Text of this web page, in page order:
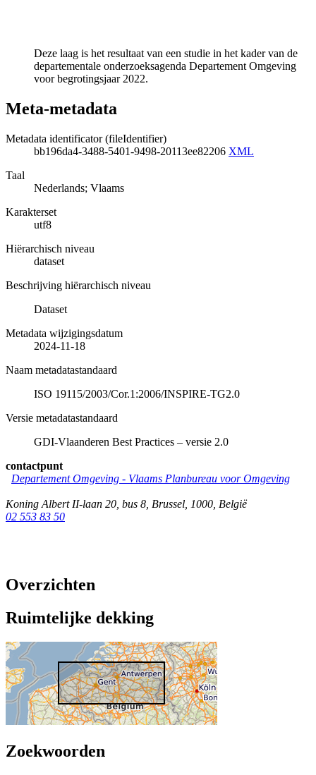
Deze laag is het resultaat van een studie in het kader van de
departementale onderzoeksagenda Departement Omgeving
voor begrotingsjaar 2022.
Meta-metadata
Metadata identificator (fileIdentifier)
bb196da4-3488-5401-9498-20113ee82206 XML
Taal
Nederlands; Vlaams
Karakterset
utf8
Hiërarchisch niveau
dataset
Beschrijving hiërarchisch niveau
Dataset
Metadata wijzigingsdatum
2024-11-18
Naam metadatastandaard
ISO 19115/2003/Cor.1:2006/INSPIRE-TG2.0
Versie metadatastandaard
GDI-Vlaanderen Best Practices – versie 2.0
contactpunt
Departement Omgeving - Vlaams Planbureau voor Omgeving
Koning Albert II-laan 20, bus 8 Brussel 1000 België
02 553 83 50
Overzichten
Ruimtelijke dekking
Zoekwoorden